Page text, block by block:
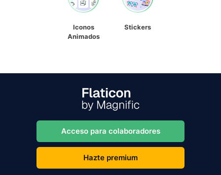
Iconos
Animados
Stickers
Acceso para colaboradores
Hazte premium